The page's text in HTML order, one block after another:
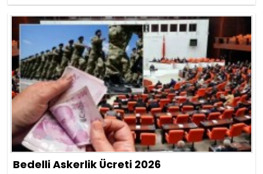
Bedelli Askerlik Ücreti 2026